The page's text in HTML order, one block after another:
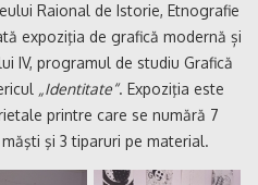
Raional de Istorie, Etnografie
expoziţia de grafică modernă și
IV, programul de studiu Grafică
„Identitate“. Expoziţia este
printre care se numără 7
şi 3 tiparuri pe material.